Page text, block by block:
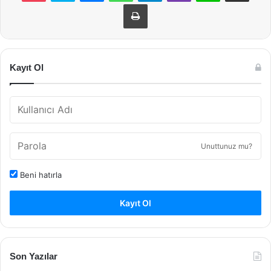
Yazdır
Kayıt Ol
Unuttunuz mu?
Beni hatırla
Kayıt Ol
Son Yazılar